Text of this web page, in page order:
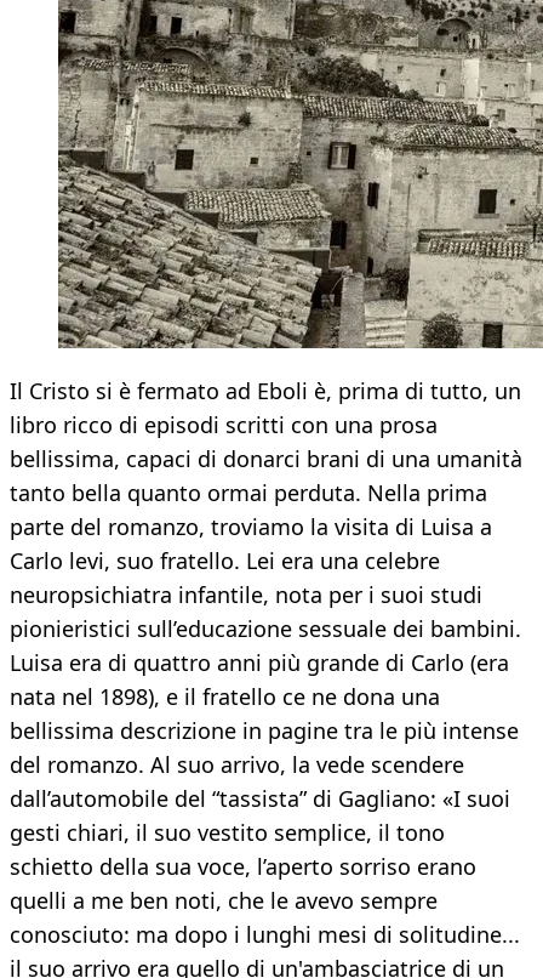
Il Cristo si è fermato ad Eboli è, prima di tutto, un
libro ricco di episodi scritti con una prosa
bellissima, capaci di donarci brani di una umanità
tanto bella quanto ormai perduta. Nella prima
parte del romanzo, troviamo la visita di Luisa a
Carlo levi, suo fratello. Lei era una celebre
neuropsichiatra infantile, nota per i suoi studi
pionieristici sull’educazione sessuale dei bambini.
Luisa era di quattro anni più grande di Carlo (era
nata nel 1898), e il fratello ce ne dona una
bellissima descrizione in pagine tra le più intense
del romanzo. Al suo arrivo, la vede scendere
dall’automobile del “tassista” di Gagliano: «I suoi
gesti chiari, il suo vestito semplice, il tono
schietto della sua voce, l’aperto sorriso erano
quelli a me ben noti, che le avevo sempre
conosciuto: ma dopo i lunghi mesi di solitudine...
il suo arrivo era quello di un'ambasciatrice di un